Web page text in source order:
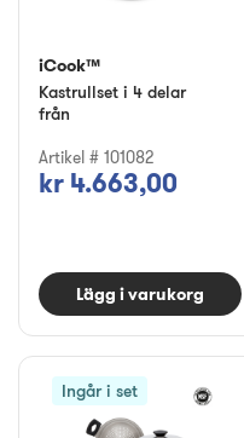
iCook™
Kastrullset i 4 delar
från
Artikel # 101082
kr 4.663,00
Lägg i varukorg
Ingår i set